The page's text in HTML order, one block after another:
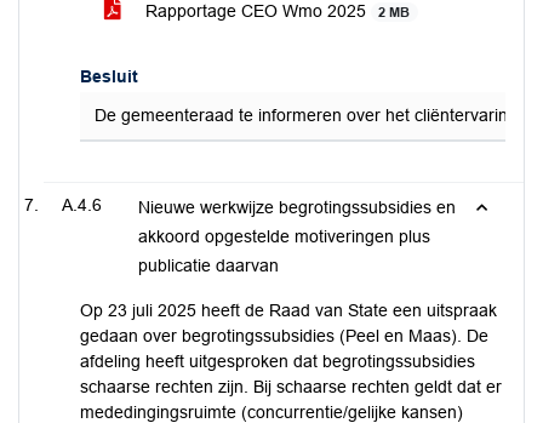
Rapportage CEO Wmo 2025 2 MB
Besluit
De gemeenteraad te informeren over het
A.4.6
Nieuwe werkwijze begrotingssubsidies en
akkoord opgestelde motiveringen plus
publicatie daarvan
Op 23 juli 2025 heeft de Raad van State een uitspraak
gedaan over begrotingssubsidies (Peel en Maas). De
afdeling heeft uitgesproken dat begrotingssubsidies
schaarse rechten zijn. Bij schaarse rechten geldt dat er
mededingingsruimte (concurrentie/gelijke kansen)